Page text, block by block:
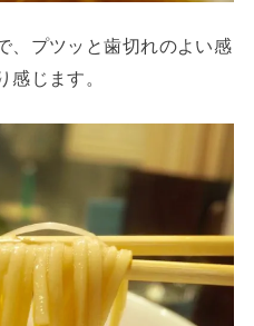
、プツッと歯切れのよい感
感じます。